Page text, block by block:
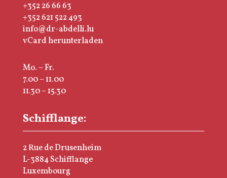
+352 26 66 63
+352 621 522 493
info@dr-abdelli.lu
vCard herunterladen
Mo. – Fr.
7.00 – 11.00
11.30 – 15.30
Schifflange:
2 Rue de Drusenheim
L-3884 Schifflange
Luxembourg